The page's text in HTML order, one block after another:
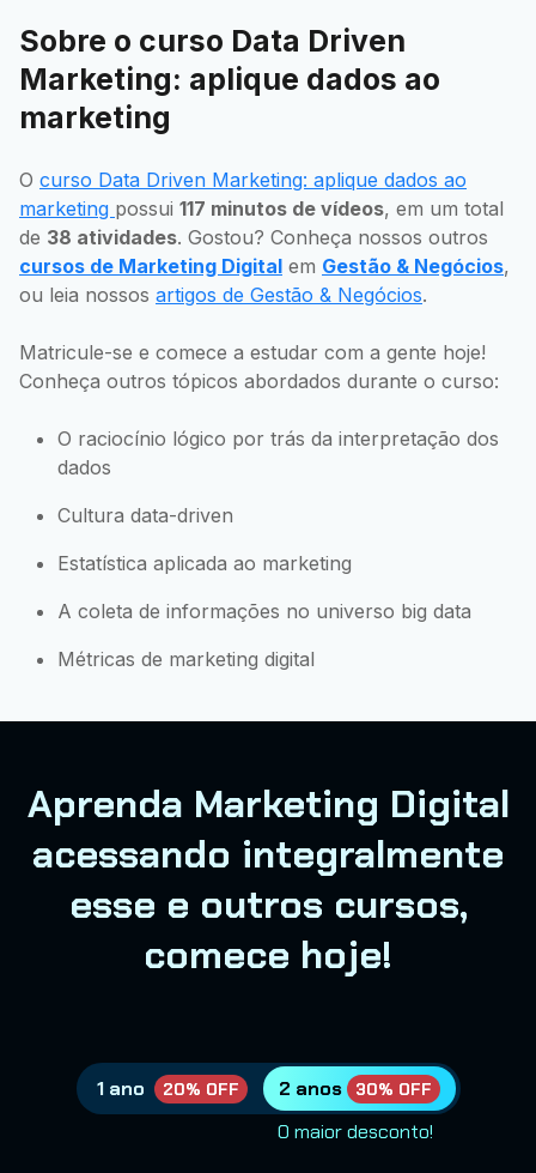
Sobre o curso Data Driven
Marketing: aplique dados ao
marketing
O curso Data Driven Marketing: aplique dados ao
marketing possui 117 minutos de vídeos, em um total
de 38 atividades. Gostou? Conheça nossos outros
cursos de Marketing Digital em Gestão & Negócios,
ou leia nossos artigos de Gestão & Negócios.
Matricule-se e comece a estudar com a gente hoje!
Conheça outros tópicos abordados durante o curso:
O raciocínio lógico por trás da interpretação dos
dados
Cultura data-driven
Estatística aplicada ao marketing
A coleta de informações no universo big data
Métricas de marketing digital
Aprenda Marketing Digital
acessando integralmente
esse e outros cursos,
comece hoje!
1 ano 20% OFF 2 anos 30% OFF
O maior desconto!